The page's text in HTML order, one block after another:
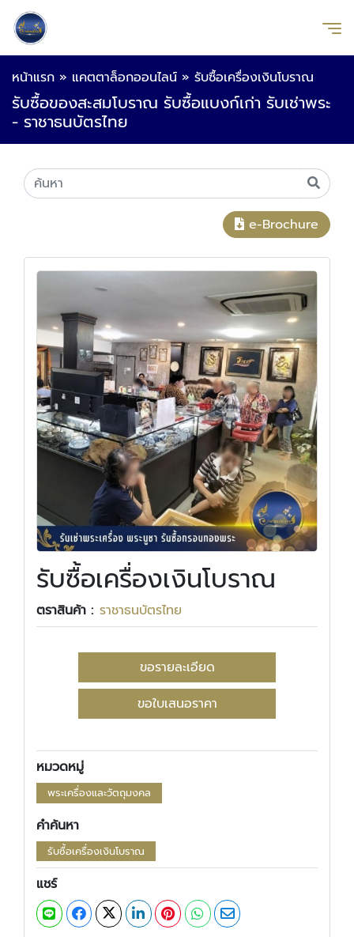
หน้าแรก » แคตตาล็อกออนไลน์ » รับซื้อเครื่องเงินโบราณ
รับซื้อของสะสมโบราณ รับซื้อแบงก์เก่า รับเช่าพระ
- ราชาธนบัตรไทย
e-Brochure
รับซื้อเครื่องเงินโบราณ
ตราสินค้า : ราชาธนบัตรไทย
ขอรายละเอียด
ขอใบเสนอราคา
หมวดหมู่
พระเครื่องและวัตถุมงคล
คำค้นหา
รับซื้อเครื่องเงินโบราณ
แชร์